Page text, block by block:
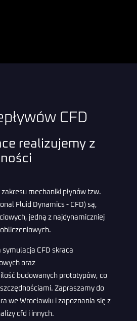
CFD
realizujemy z
mechaniki płynów tzw.
Fluid Dynamics - CFD) są,
jedną z najdynamiczniej
CFD skraca
oraz
budowanych prototypów, co
Zapraszamy do
we Wrocławiu i zapoznania się z
cfd i innych.